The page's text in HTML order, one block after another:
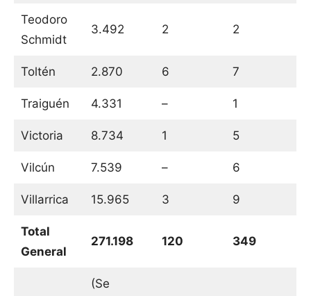
Teodoro
Schmidt
3.492 2 2
Toltén 2.870 6 7
Traiguén 4.331 – 1
Victoria 8.734 1 5
Vilcún 7.539 – 6
Villarrica 15.965 3 9
Total
General
271.198 120 349
(Se